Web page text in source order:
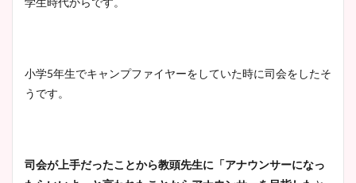
まとめた！
小学5年生でキャンプファイヤーをしていた時に司会をしたそ
うです。
司会が上手だったことから教頭先生に「アナウンサーになっ